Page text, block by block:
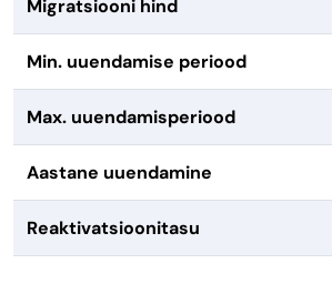
Migratsiooni hind
Min. uuendamise periood
Max. uuendamisperiood
Aastane uuendamine
Reaktivatsioonitasu